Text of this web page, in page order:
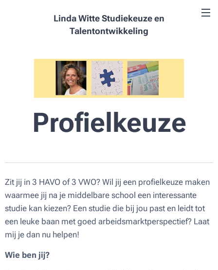
Linda Witte Studiekeuze en
Talentontwikkeling
Profielkeuze
Zit jij in 3 HAVO of 3 VWO? Wil jij een profielkeuze maken
waarmee jij na je middelbare school een interessante
studie kan kiezen? Een studie die bij jou past en leidt tot
een leuke baan met goed arbeidsmarktperspectief? Laat
mij je dan nu helpen!
Wie ben jij?